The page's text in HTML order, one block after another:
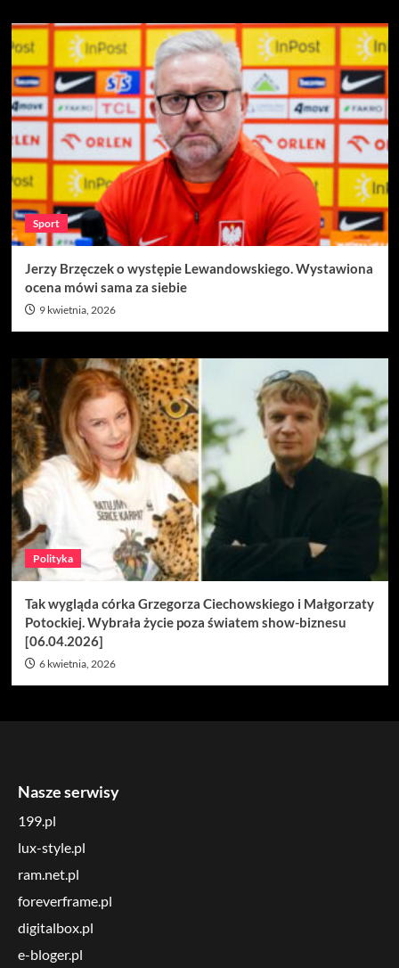
Sport
Jerzy Brzęczek o występie Lewandowskiego. Wystawiona
ocena mówi sama za siebie
9 kwietnia, 2026
Polityka
Tak wygląda córka Grzegorza Ciechowskiego i Małgorzaty
Potockiej. Wybrała życie poza światem show-biznesu
[06.04.2026]
6 kwietnia, 2026
Nasze serwisy
199.pl
lux-style.pl
ram.net.pl
foreverframe.pl
digitalbox.pl
e-bloger.pl